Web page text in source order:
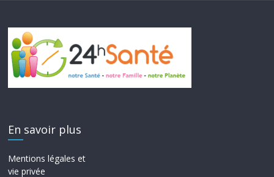
En savoir plus
Mentions légales et
vie privée